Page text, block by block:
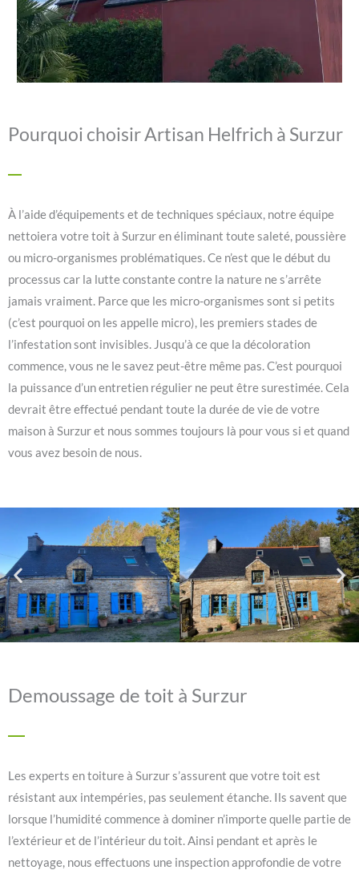
Pourquoi choisir Artisan Helfrich à Surzur
À l’aide d’équipements et de techniques spéciaux, notre équipe
nettoiera votre toit à Surzur en éliminant toute saleté, poussière
ou micro-organismes problématiques. Ce n’est que le début du
processus car la lutte constante contre la nature ne s’arrête
jamais vraiment. Parce que les micro-organismes sont si petits
(c’est pourquoi on les appelle micro), les premiers stades de
l’infestation sont invisibles. Jusqu’à ce que la décoloration
commence, vous ne le savez peut-être même pas. C’est pourquoi
la puissance d’un entretien régulier ne peut être surestimée. Cela
devrait être effectué pendant toute la durée de vie de votre
maison à Surzur et nous sommes toujours là pour vous si et quand
vous avez besoin de nous.
Demoussage de toit à Surzur
Les experts en toiture à Surzur s’assurent que votre toit est
résistant aux intempéries, pas seulement étanche. Ils savent que
lorsque l’humidité commence à dominer n’importe quelle partie de
l’extérieur et de l’intérieur du toit. Ainsi pendant et après le
nettoyage, nous effectuons une inspection approfondie de votre